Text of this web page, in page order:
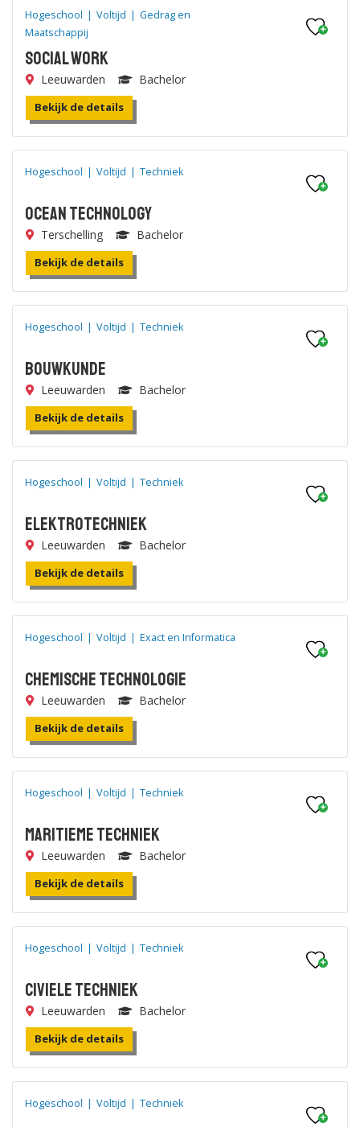
Hogeschool | Voltijd | Gedrag en
Maatschappij
Social Work
Leeuwarden Bachelor
Bekijk de details
Hogeschool | Voltijd | Techniek
Ocean Technology
Terschelling Bachelor
Bekijk de details
Hogeschool | Voltijd | Techniek
Bouwkunde
Leeuwarden Bachelor
Bekijk de details
Hogeschool | Voltijd | Techniek
Elektrotechniek
Leeuwarden Bachelor
Bekijk de details
Hogeschool | Voltijd | Exact en Informatica
Chemische Technologie
Leeuwarden Bachelor
Bekijk de details
Hogeschool | Voltijd | Techniek
Maritieme Techniek
Leeuwarden Bachelor
Bekijk de details
Hogeschool | Voltijd | Techniek
Civiele Techniek
Leeuwarden Bachelor
Bekijk de details
Hogeschool | Voltijd | Techniek